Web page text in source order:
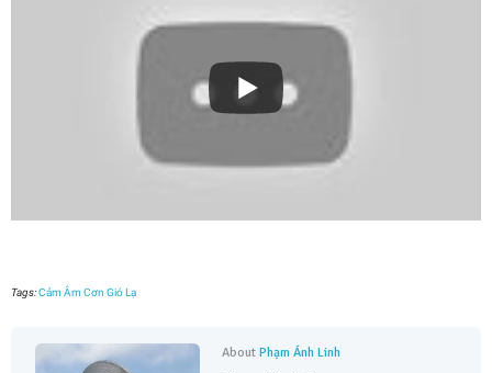
Tags:Cảm Âm Cơn Gió Lạ
AboutPhạm Ánh Linh